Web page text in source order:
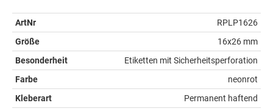
ArtNr
RPLP1626
Größe
16x26 mm
Besonderheit
Etiketten mit Sicherheitsperforation
Farbe
neonrot
Kleberart
Permanent haftend